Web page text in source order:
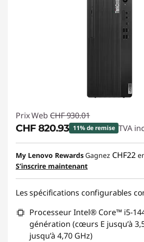
Prix Web CHF 930.01
CHF 820.93 11% de remise TVA
Bons de réduction en ligne :-
Code de réduction :
My Lenovo Rewards Gagnez CHF22
S’inscrire maintenant
Les spécifications configurables
Processeur Intel® Core™ i5-
génération (cœurs E jusqu’à
jusqu’à 4,70 GHz)